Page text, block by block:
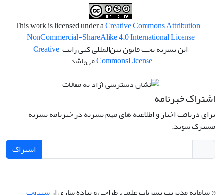
.This work is licensed under a
Creative Commons Attribution-
NonCommercial-ShareAlike 4.0 International License
این نشریه تحت قانون بین‌المللی کپی رایت Creative
CommonsLicense می‌باشد.
اشتراک خبرنامه
برای دریافت اخبار و اطلاعیه های مهم نشریه در خبرنامه نشریه
مشترک شوید.
اشتراک